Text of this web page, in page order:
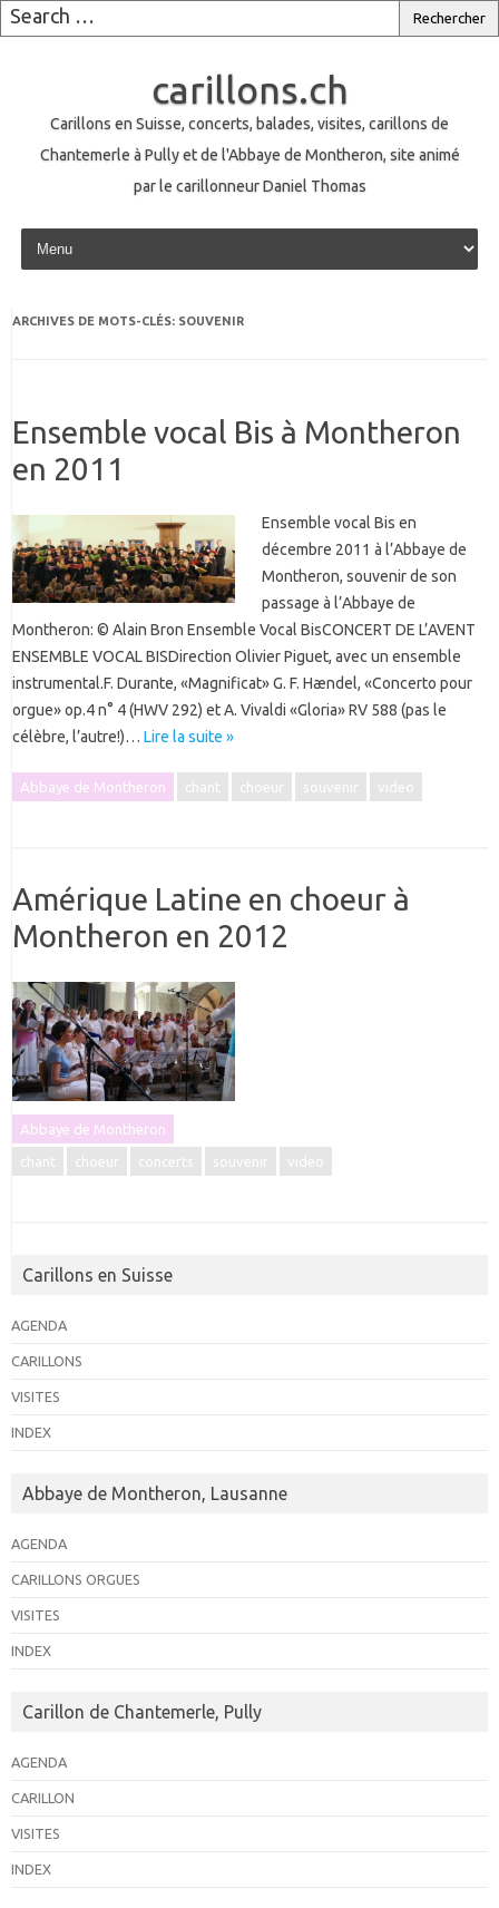
carillons.ch
Carillons en Suisse, concerts, balades, visites, carillons de
Chantemerle à Pully et de l'Abbaye de Montheron, site animé
par le carillonneur Daniel Thomas
Skip to content
ARCHIVES DE MOTS-CLÉS: SOUVENIR
Ensemble vocal Bis à Montheron
en 2011
Ensemble vocal Bis en
décembre 2011 à l’Abbaye de
Montheron, souvenir de son
passage à l’Abbaye de
Montheron: © Alain Bron Ensemble Vocal BisCONCERT DE L’AVENT
ENSEMBLE VOCAL BISDirection Olivier Piguet, avec un ensemble
instrumental.F. Durante, «Magnificat» G. F. Hændel, «Concerto pour
orgue» op.4 n° 4 (HWV 292) et A. Vivaldi «Gloria» RV 588 (pas le
célèbre, l’autre!)… Lire la suite »
Abbaye de Montheron chant choeur souvenir video
Amérique Latine en choeur à
Montheron en 2012
Abbaye de Montheron
chant choeur concerts souvenir video
Carillons en Suisse
AGENDA
CARILLONS
VISITES
INDEX
Abbaye de Montheron, Lausanne
AGENDA
CARILLONS ORGUES
VISITES
INDEX
Carillon de Chantemerle, Pully
AGENDA
CARILLON
VISITES
INDEX